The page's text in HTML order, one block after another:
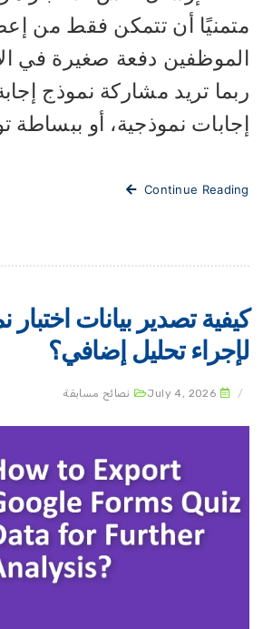
أن تتمكن فقط من
دفعة صغيرة في
تريد مشاركة نموذج إجابة،
نموذجية، أو ببساطة
Continue
تصدير بيانات اختبار
تحليل إضافي؟
July 4, 2026 نصائح مسابقة